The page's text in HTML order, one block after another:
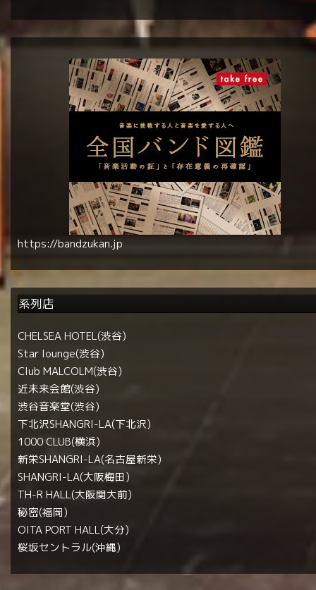
https://bandzukan.jp
系列店
CHELSEA HOTEL(渋谷)
Star lounge(渋谷)
Club MALCOLM(渋谷)
近未来会館(渋谷)
渋谷音楽堂(渋谷)
下北沢SHANGRI-LA(下北沢)
1000 CLUB(横浜)
新栄SHANGRI-LA(名古屋新栄)
SHANGRI-LA(大阪梅田)
TH-R HALL(大阪関大前)
秘密(福岡)
OITA PORT HALL(大分)
桜坂セントラル(沖縄)